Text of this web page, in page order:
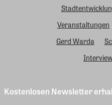
Veranstaltungen
Gerd Warda
Kostenlosen Newsletter